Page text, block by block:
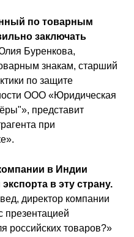
по товарным
заключать
Буренкова,
знакам, старший
по защите
ООО «Юридическая
представит
при
в Индии
в эту страну.
директор компании
презентацией
российских товаров?»